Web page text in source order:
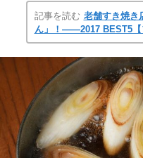
記事を読む 老舗すき焼き
ん」！――2017 BEST5【